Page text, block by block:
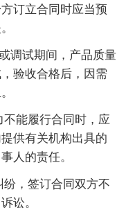
订立合同时应当预
调试期间，产品质量
验收合格后，因需
能履行合同时，应
供有关机构出具的
人的责任。
，签订合同双方不
讼。